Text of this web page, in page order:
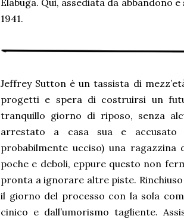
Elabuga. Qui, assediata da abbandono
1941.
Jeffrey Sutton è un tassista di
progetti e spera di costruirsi un
tranquillo giorno di riposo, senza
arrestato a casa sua e
probabilmente ucciso) una
poche e deboli, eppure questo non
pronta a ignorare altre piste.
il giorno del processo con la sola
cinico e dall’umorismo tagliente.